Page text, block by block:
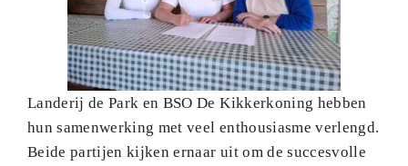
Landerij de Park en BSO De Kikkerkoning hebben
hun samenwerking met veel enthousiasme verlengd.
Beide partijen kijken ernaar uit om de succesvolle